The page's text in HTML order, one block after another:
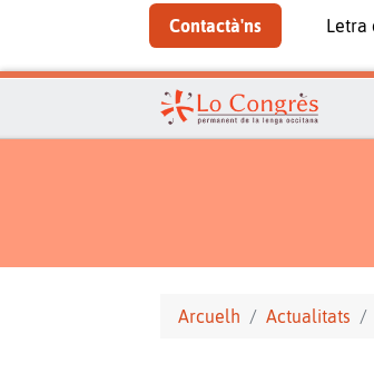
Contactà'ns Letra
Arcuelh Actualitats